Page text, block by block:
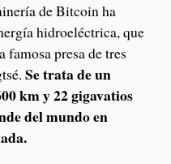
de Bitcoin ha
hidroeléctrica, que
famosa presa de tres
Se trata de un
km y 22 gigavatios
del mundo en